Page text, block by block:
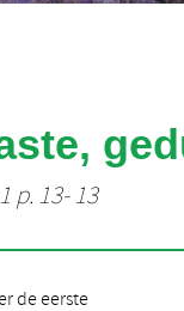
p. 13- 13
de eerste